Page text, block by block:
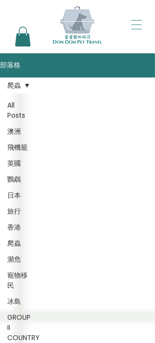
部落格
All
Posts
澳洲
飛機籠
英國
鸚鵡
日本
旅行
香港
爬蟲
瀕危
寵物移
民
冰島
GROUP
II
COUNTRY
爬蟲